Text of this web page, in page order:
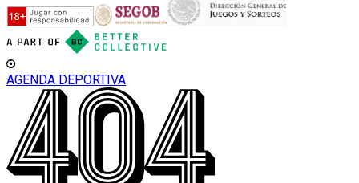
AGENDA DEPORTIVA